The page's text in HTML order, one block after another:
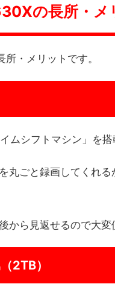
の長所・メ
・メリットです。
ムシフトマシン」を搭
丸ごと録画してくれ
から見返せるので大変
2TB）